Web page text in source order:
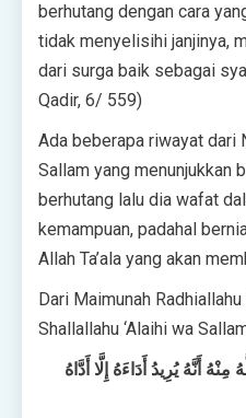
berhutang dengan cara
tidak menyelisihi janjinya,
dari surga baik sebagai
Qadir, 6/ 559)
Ada beberapa riwayat dari
Sallam yang menunjukkan
berhutang lalu dia wafat
kemampuan, padahal
Allah Ta’ala yang akan
Dari Maimunah Radhiallahu
Shallallahu ‘Alaihi wa
أَنَّهُ يُرِيدُ أَدَاءَهُ إِلَّا أَدَّاهُ